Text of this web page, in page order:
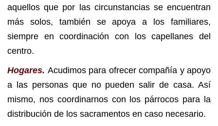
aquellos que por las circunstancias se encuentran
más solos, también se apoya a los familiares,
siempre en coordinación con los capellanes del
centro.
Hogares. Acudimos para ofrecer compañía y apoyo
a las personas que no pueden salir de casa. Así
mismo, nos coordinarnos con los párrocos para la
distribución de los sacramentos en caso necesario.